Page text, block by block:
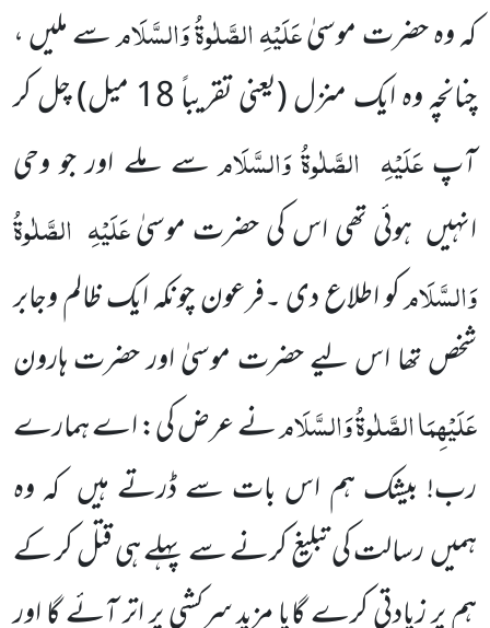
کہ وہ حضرت موسیٰعَلَیْہِالصَّلٰوۃُ وَالسَّلَامسے ملیں ،
چنانچہ وہ ایک منزل(یعنی تقریباً18 میل)چل کر
آپعَلَیْہِ الصَّلٰوۃُ وَالسَّلَامسے ملے اور جو وحی
انہیں ہوئی تھی اس کی حضرت موسیٰعَلَیْہِ الصَّلٰوۃُ
وَالسَّلَامکو اطلاع دی ۔فرعون چونکہ ایک ظالم وجابر
شخص تھا اس لیےحضرت موسیٰ اور حضرت ہارون
عَلَیْہِمَا الصَّلٰوۃُ وَالسَّلَامنے عرض کی: اے ہمارے
رب! بیشک ہم اس بات سے ڈرتےہیںکہ وہ
ہمیںرسالت کی تبلیغ کرنے سے پہلے ہی قتل کر کے
ہم پر زیادتی کرے گایا مزید سرکشی پر اتر آئے گا اور